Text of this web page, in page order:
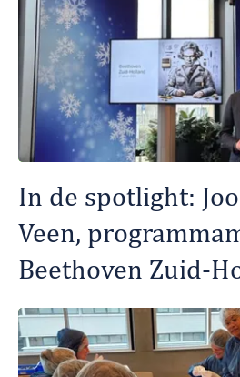
In de spotlight:
Veen,
Beethoven Zuid-